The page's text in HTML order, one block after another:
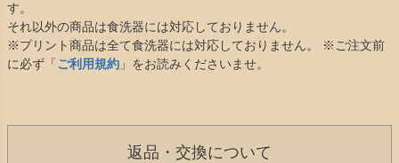
す。
それ以外の商品は食洗器には対応しておりません。
※プリント商品は全て食洗器には対応しておりません。 ※ご注文前
に必ず「 ご利用規約 」をお読みくださいませ。
返品・交換について